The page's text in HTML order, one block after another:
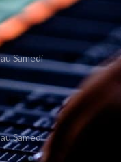
Samedi
Samedi